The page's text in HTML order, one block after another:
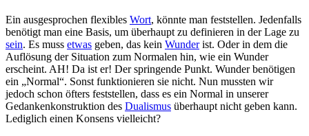
Ein ausgesprochen flexibles Wort, könnte man feststellen. Jedenfalls
benötigt man eine Basis, um überhaupt zu definieren in der Lage zu
sein. Es muss etwas geben, das kein Wunderist. Oder in dem die
Auflösung der Situation zum Normalen hin, wie ein Wunder
erscheint. AH! Da ist er! Der springende Punkt. Wunder benötigen
ein „Normal“. Sonst funktionieren sie nicht. Nun mussten wir
jedoch schon öfters feststellen, dass es ein Normal in unserer
Gedankenkonstruktion des Dualismus überhaupt nicht geben kann.
Lediglich einen Konsens vielleicht?